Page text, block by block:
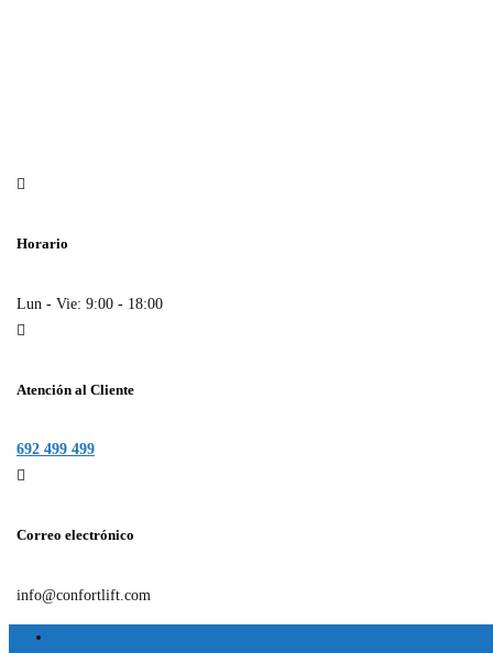
Horario
Lun - Vie: 9:00 - 18:00
Atención al Cliente
692 499 499
Correo electrónico
info@confortlift.com